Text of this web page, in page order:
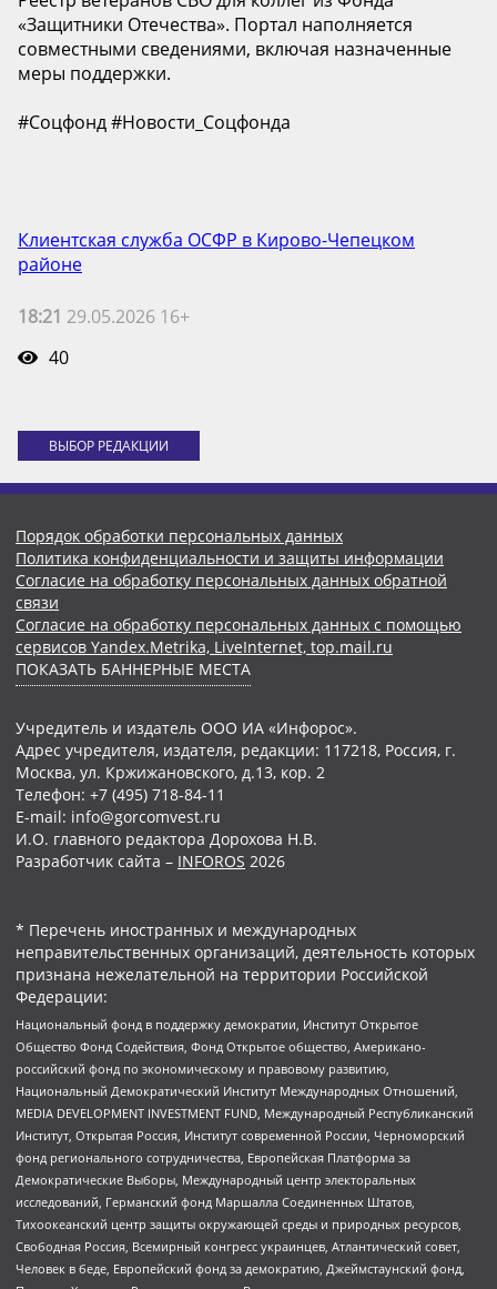
«Защитники Отечества». Портал наполняется
совместными сведениями, включая назначенные
меры поддержки.
#Соцфонд #Новости_Соцфонда
Клиентская служба ОСФР в Кирово-Чепецком
районе
18:21 29.05.2026 16+
40
ВЫБОР РЕДАКЦИИ
Порядок обработки персональных данных
Политика конфиденциальности и защиты информации
Согласие на обработку персональных данных обратной
связи
Согласие на обработку персональных данных с помощью
сервисов Yandex.Metrika, LiveInternet, top.mail.ru
ПОКАЗАТЬ БАННЕРНЫЕ МЕСТА
Учредитель и издатель ООО ИА «Инфорос».
Адрес учредителя, издателя, редакции: 117218, Россия, г.
Москва, ул. Кржижановского, д.13, кор. 2
Телефон: +7 (495) 718-84-11
E-mail: info@gorcomvest.ru
И.О. главного редактора Дорохова Н.В.
Разработчик сайта – INFOROS 2026
* Перечень иностранных и международных
неправительственных организаций, деятельность которых
признана нежелательной на территории Российской
Федерации:
Национальный фонд в поддержку демократии, Институт Открытое
Общество Фонд Содействия, Фонд Открытое общество, Американо-
российский фонд по экономическому и правовому развитию,
Национальный Демократический Институт Международных Отношений,
MEDIA DEVELOPMENT INVESTMENT FUND, Международный Республиканский
Институт, Открытая Россия, Институт современной России, Черноморский
фонд регионального сотрудничества, Европейская Платформа за
Демократические Выборы, Международный центр электоральных
исследований, Германский фонд Маршалла Соединенных Штатов,
Тихоокеанский центр защиты окружающей среды и природных ресурсов,
Свободная Россия, Всемирный конгресс украинцев, Атлантический совет,
Человек в беде, Европейский фонд за демократию, Джеймстаунский фонд,